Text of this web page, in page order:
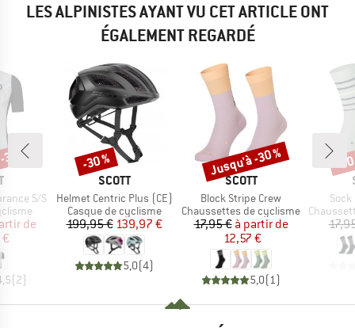
LES ALPINISTES AYANT VU CET ARTICLE ONT
ÉGALEMENT REGARDÉ
S/S
réduit
de
(2)
%
MARQUE
SCOTT
Article
Helmet Centric Plus (CE)
Product group
Casque de cyclisme
Prix
199,95 €Prix réduit
139,97 €
5,0(4)
Remise
-30 %
MARQUE
SCOTT
Article
Block Stripe Crew
Product group
Chaussettes de cyclisme
Prix
17,95 € Prix réduit
à partir de
12,57 €
5,0( 1)
Remise
Jusqu'à -30 %
Sock
Product
-